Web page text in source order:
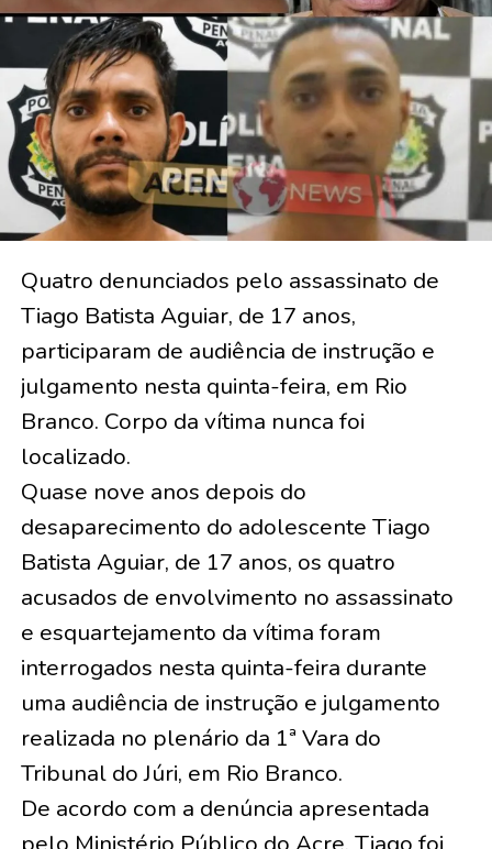
Quatro denunciados pelo assassinato de
Tiago Batista Aguiar, de 17 anos,
participaram de audiência de instrução e
julgamento nesta quinta-feira, em Rio
Branco. Corpo da vítima nunca foi
localizado.
Quase nove anos depois do
desaparecimento do adolescente Tiago
Batista Aguiar, de 17 anos, os quatro
acusados de envolvimento no assassinato
e esquartejamento da vítima foram
interrogados nesta quinta-feira durante
uma audiência de instrução e julgamento
realizada no plenário da 1ª Vara do
Tribunal do Júri, em Rio Branco.
De acordo com a denúncia apresentada